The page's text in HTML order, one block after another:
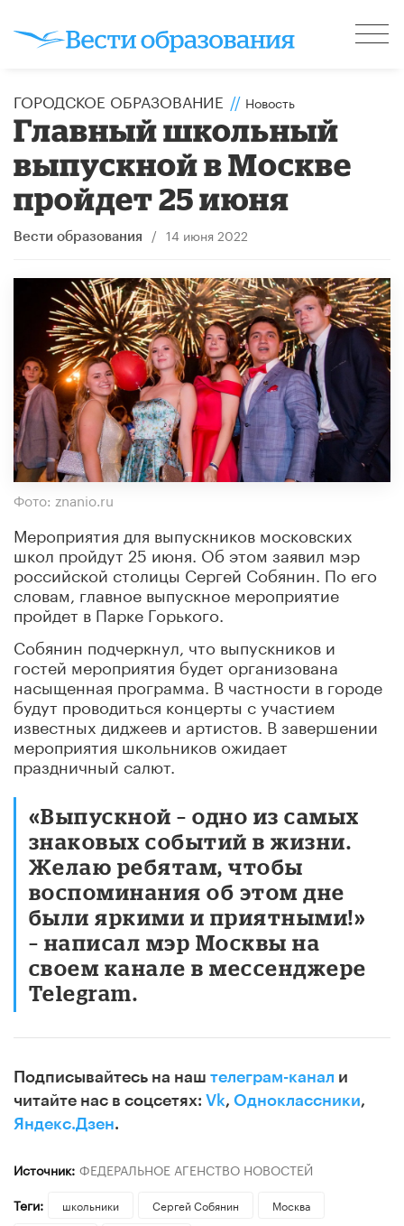
ГОРОДСКОЕ ОБРАЗОВАНИЕ // Новость
Главный школьный
выпускной в Москве
пройдет 25 июня
Вести образования / 14 июня 2022
Фото: znanio.ru
Мероприятия для выпускников московских
школ пройдут 25 июня. Об этом заявил мэр
российской столицы Сергей Собянин. По его
словам, главное выпускное мероприятие
пройдет в Парке Горького.
Собянин подчеркнул, что выпускников и
гостей мероприятия будет организована
насыщенная программа. В частности в городе
будут проводиться концерты с участием
известных диджеев и артистов. В завершении
мероприятия школьников ожидает
праздничный салют.
«Выпускной – одно из самых
знаковых событий в жизни.
Желаю ребятам, чтобы
воспоминания об этом дне
были яркими и приятными!»
– написал мэр Москвы на
своем канале в мессенджере
Telegram.
Подписывайтесь на наш телеграм-канал и
читайте нас в соцсетях: Vk, Одноклассники,
Яндекс.Дзен.
Источник: ФЕДЕРАЛЬНОЕ АГЕНСТВО НОВОСТЕЙ
Теги:
школьники Сергей Собянин
Москва